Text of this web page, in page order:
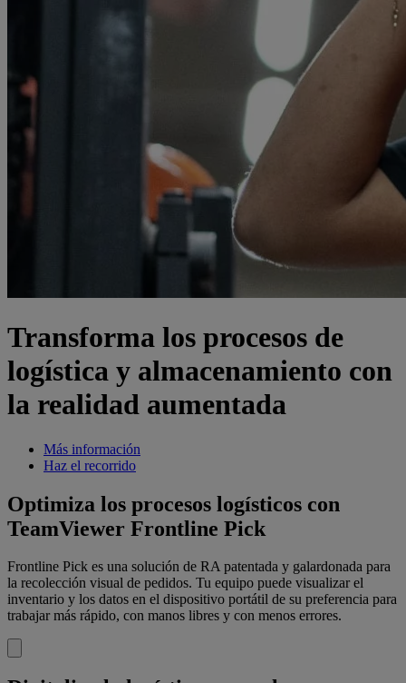
Transforma los procesos de
logística y almacenamiento con
la realidad aumentada
Más información
Haz el recorrido
Optimiza los procesos logísticos con
TeamViewer Frontline Pick
Frontline Pick es una solución de RA patentada y galardonada para
la recolección visual de pedidos. Tu equipo puede visualizar el
inventario y los datos en el dispositivo portátil de su preferencia para
trabajar más rápido, con manos libres y con menos errores.